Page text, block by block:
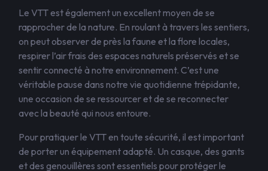
Le VTT est également un excellent moyen de se
rapprocher de la nature. En roulant à travers les sentiers,
on peut observer de près la faune et la flore locales,
respirer l’air frais des espaces naturels préservés et se
sentir connecté à notre environnement. C’est une
véritable pause dans notre vie quotidienne trépidante,
une occasion de se ressourcer et de se reconnecter
avec la beauté qui nous entoure.
Pour pratiquer le VTT en toute sécurité, il est important
de porter un équipement adapté. Un casque, des gants
et des genouillères sont essentiels pour protéger le